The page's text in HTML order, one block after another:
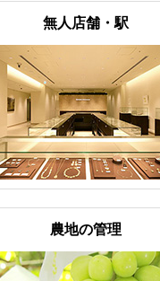
無人店舗・駅
農地の管理